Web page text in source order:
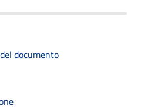
documento